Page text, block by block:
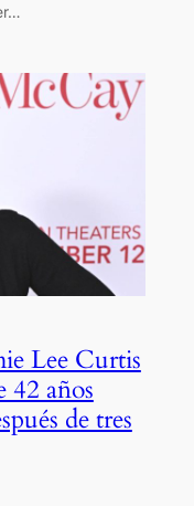
Lee Curtis
42 años
de tres